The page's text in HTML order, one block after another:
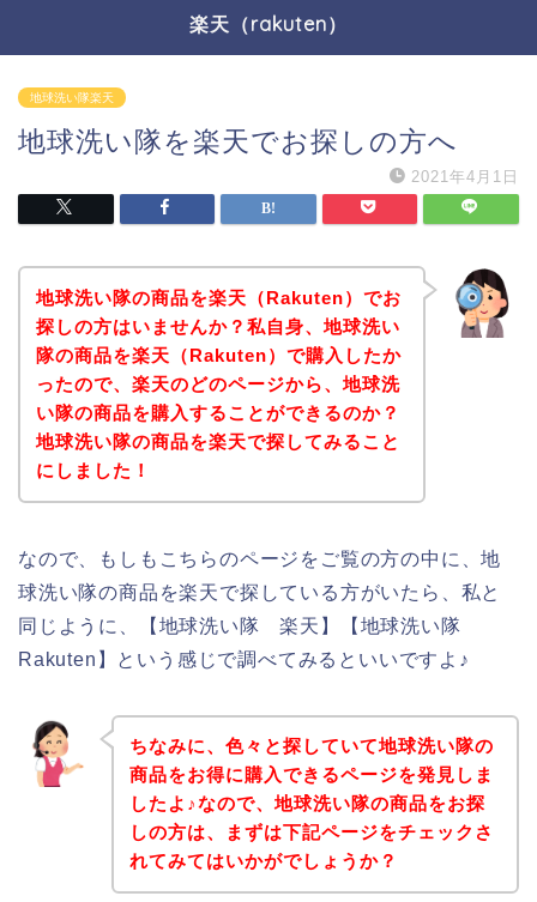
楽天（rakuten）
地球洗い隊楽天
地球洗い隊を楽天でお探しの方へ
2021年4月1日
地球洗い隊の商品を楽天（Rakuten）でお
探しの方はいませんか？私自身、地球洗い
隊の商品を楽天（Rakuten）で購入したか
ったので、楽天のどのページから、地球洗
い隊の商品を購入することができるのか？
地球洗い隊の商品を楽天で探してみること
にしました！
なので、もしもこちらのページをご覧の方の中に、地
球洗い隊の商品を楽天で探している方がいたら、私と
同じように、【地球洗い隊 楽天】【地球洗い隊
Rakuten】という感じで調べてみるといいですよ♪
ちなみに、色々と探していて地球洗い隊の
商品をお得に購入できるページを発見しま
したよ♪なので、地球洗い隊の商品をお探
しの方は、まずは下記ページをチェックさ
れてみてはいかがでしょうか？